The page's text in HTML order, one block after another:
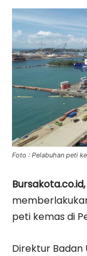
Foto : Pelabuhan peti
peti kemas di
Direktur Badan